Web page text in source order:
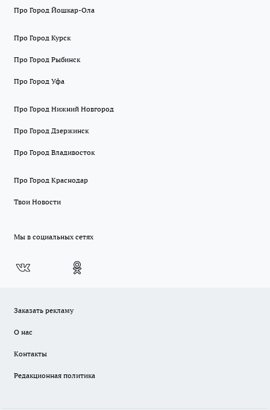
Про Город Йошкар-Ола
Про Город Курск
Про Город Рыбинск
Про Город Уфа
Про Город Нижний Новгород
Про Город Дзержинск
Про Город Владивосток
Про Город Краснодар
Твои Новости
Мы в социальных сетях
Заказать рекламу
О нас
Контакты
Редакционная политика